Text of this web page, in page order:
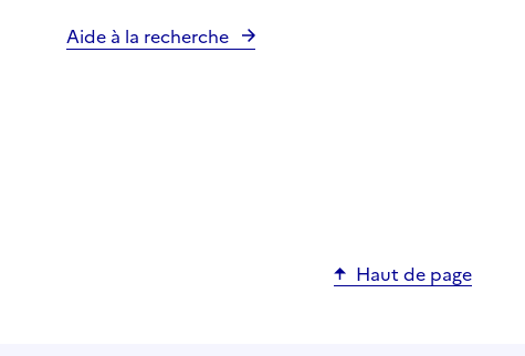
Aide à la recherche
Haut de page